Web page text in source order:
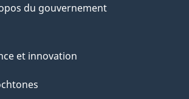
du gouvernement
et innovation